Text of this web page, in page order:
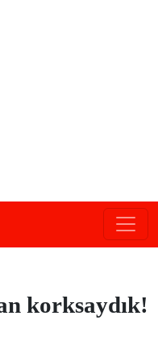
korksaydık!